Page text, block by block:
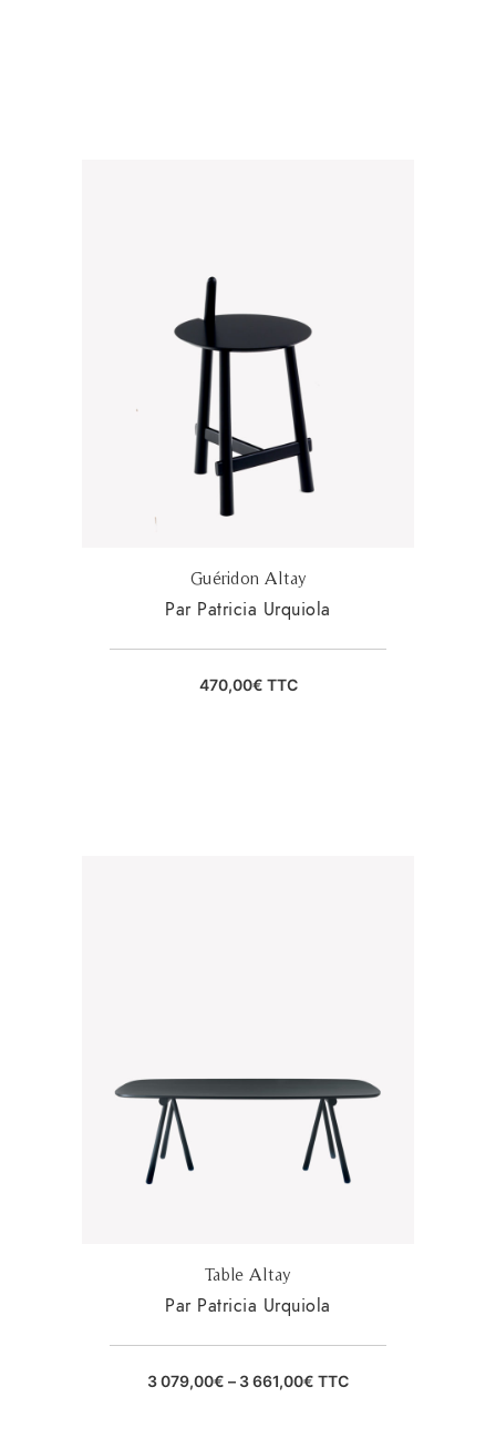
Guéridon Altay
Par Patricia Urquiola
470,00€ TTC
Table Altay
Par Patricia Urquiola
3 079,00€ – 3 661,00€ TTC